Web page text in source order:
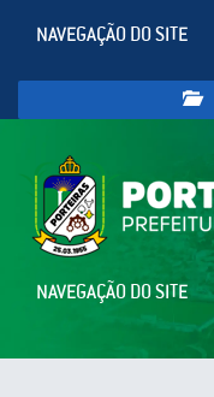
NAVEGAÇÃO DO SITE
NAVEGAÇÃO DO SITE